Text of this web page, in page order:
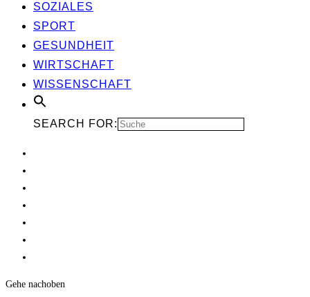
SOZIA­LES
SPORT
GESUND­HEIT
WIRT­SCHAFT
WIS­SEN­SCHAFT
SEARCH FOR:
Gehe nachoben